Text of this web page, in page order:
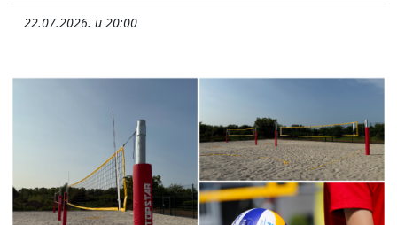
22.07.2026. u 20:00